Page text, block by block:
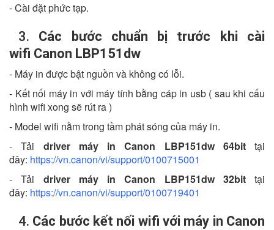
- Cài đặt phức tạp.
3. Các bước chuẩn bị trước khi cài
wifi Canon LBP151dw
- Máy in được bật nguồn và không có lỗi.
- Kết nối máy in với máy tính bằng cáp in usb ( sau khi cấu
hình wifi xong sẽ rút ra )
- Model wifi nằm trong tầm phát sóng của máy in.
- Tải driver máy in Canon LBP151dw 64bittại
đây: https://vn.canon/vi/support/0100715001
- Tải driver máy in Canon LBP151dw 32bittại
đây: https://vn.canon/vi/support/0100719401
4. Các bước kết nối wifi với máy in Canon